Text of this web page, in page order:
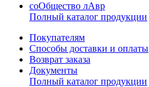
соОбщество лАвр
Полный каталог продукции
Покупателям
Способы доставки и оплаты
Возврат заказа
Документы
Полный каталог продукции